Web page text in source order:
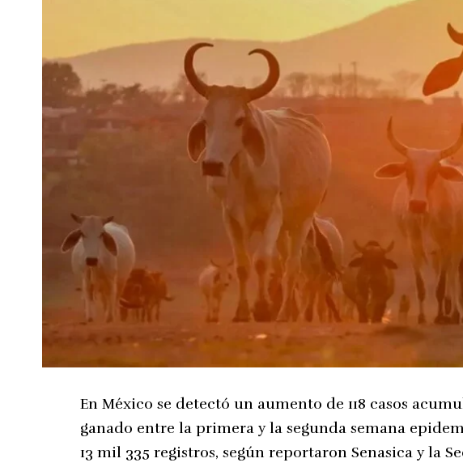
En México se detectó un aumento de 118 casos
ganado entre la primera y la segunda semana
13 mil 335 registros, según reportaron Senasica y la